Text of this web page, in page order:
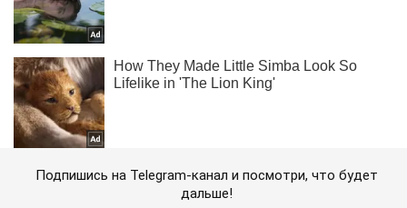
Подпишись на Telegram-канал и посмотри, что будет
дальше!